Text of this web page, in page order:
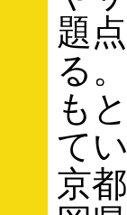
題
る
も
て
京